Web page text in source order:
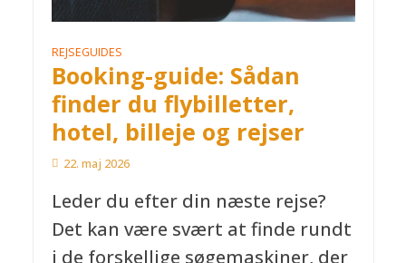
REJSEGUIDES
Booking-guide: Sådan
finder du flybilletter,
hotel, billeje og rejser
22. maj 2026
Leder du efter din næste rejse?
Det kan være svært at finde rundt
i de forskellige søgemaskiner, der